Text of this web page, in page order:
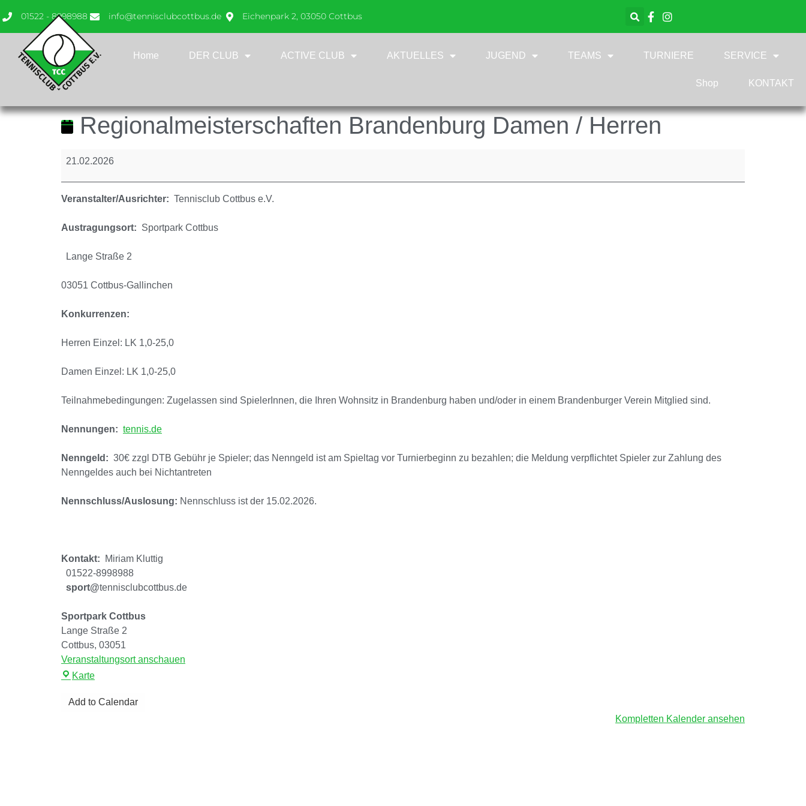
01522 - 8998988 info@tennisclubcottbus.de Eichenpark 2, 03050 Cottbus
Home DER CLUB ACTIVE CLUB AKTUELLES JUGEND TEAMS TURNIERE SERVICE
Shop KONTAKT
Regionalmeisterschaften Brandenburg Damen / Herren
21.02.2026
Veranstalter/Ausrichter: Tennisclub Cottbus e.V.
Austragungsort: Sportpark Cottbus
Lange Straße 2
03051 Cottbus-Gallinchen
Konkurrenzen:
Herren Einzel: LK 1,0-25,0
Damen Einzel: LK 1,0-25,0
Teilnahmebedingungen: Zugelassen sind SpielerInnen, die Ihren Wohnsitz in Brandenburg haben und/oder in einem Brandenburger Verein Mitglied sind.
Nennungen: tennis.de
Nenngeld: 30€ zzgl DTB Gebühr je Spieler; das Nenngeld ist am Spieltag vor Turnierbeginn zu bezahlen; die Meldung verpflichtet Spieler zur Zahlung des
Nenngeldes auch bei Nichtantreten
Nennschluss/Auslosung: Nennschluss ist der 15.02.2026.
Kontakt:
Miriam Kluttig
01522-8998988
sport@tennisclubcottbus.de
Sportpark Cottbus
Lange Straße 2
Cottbus, 03051
Veranstaltungsort anschauen
Karte
Add to Calendar
Kompletten Kalender ansehen